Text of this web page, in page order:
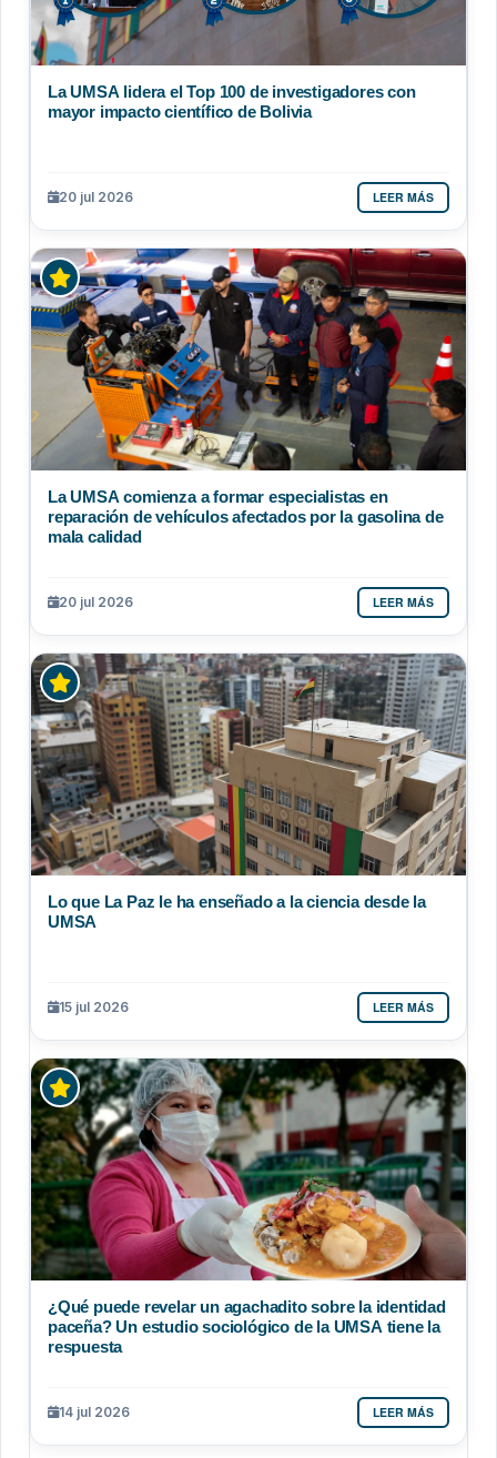
La UMSA lidera el Top 100 de investigadores con
mayor impacto científico de Bolivia
20 jul 2026 LEER MÁS
La UMSA comienza a formar especialistas en
reparación de vehículos afectados por la gasolina de
mala calidad
20 jul 2026 LEER MÁS
Lo que La Paz le ha enseñado a la ciencia desde la
UMSA
15 jul 2026 LEER MÁS
¿Qué puede revelar un agachadito sobre la identidad
paceña? Un estudio sociológico de la UMSA tiene la
respuesta
14 jul 2026 LEER MÁS